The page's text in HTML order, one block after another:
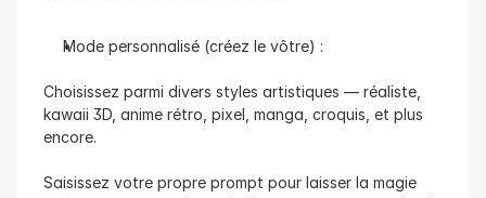
Mode personnalisé (créez le vôtre) :
Choisissez parmi divers styles artistiques — réaliste,
kawaii 3D, anime rétro, pixel, manga, croquis, et plus
encore.
Saisissez votre propre prompt pour laisser la magie